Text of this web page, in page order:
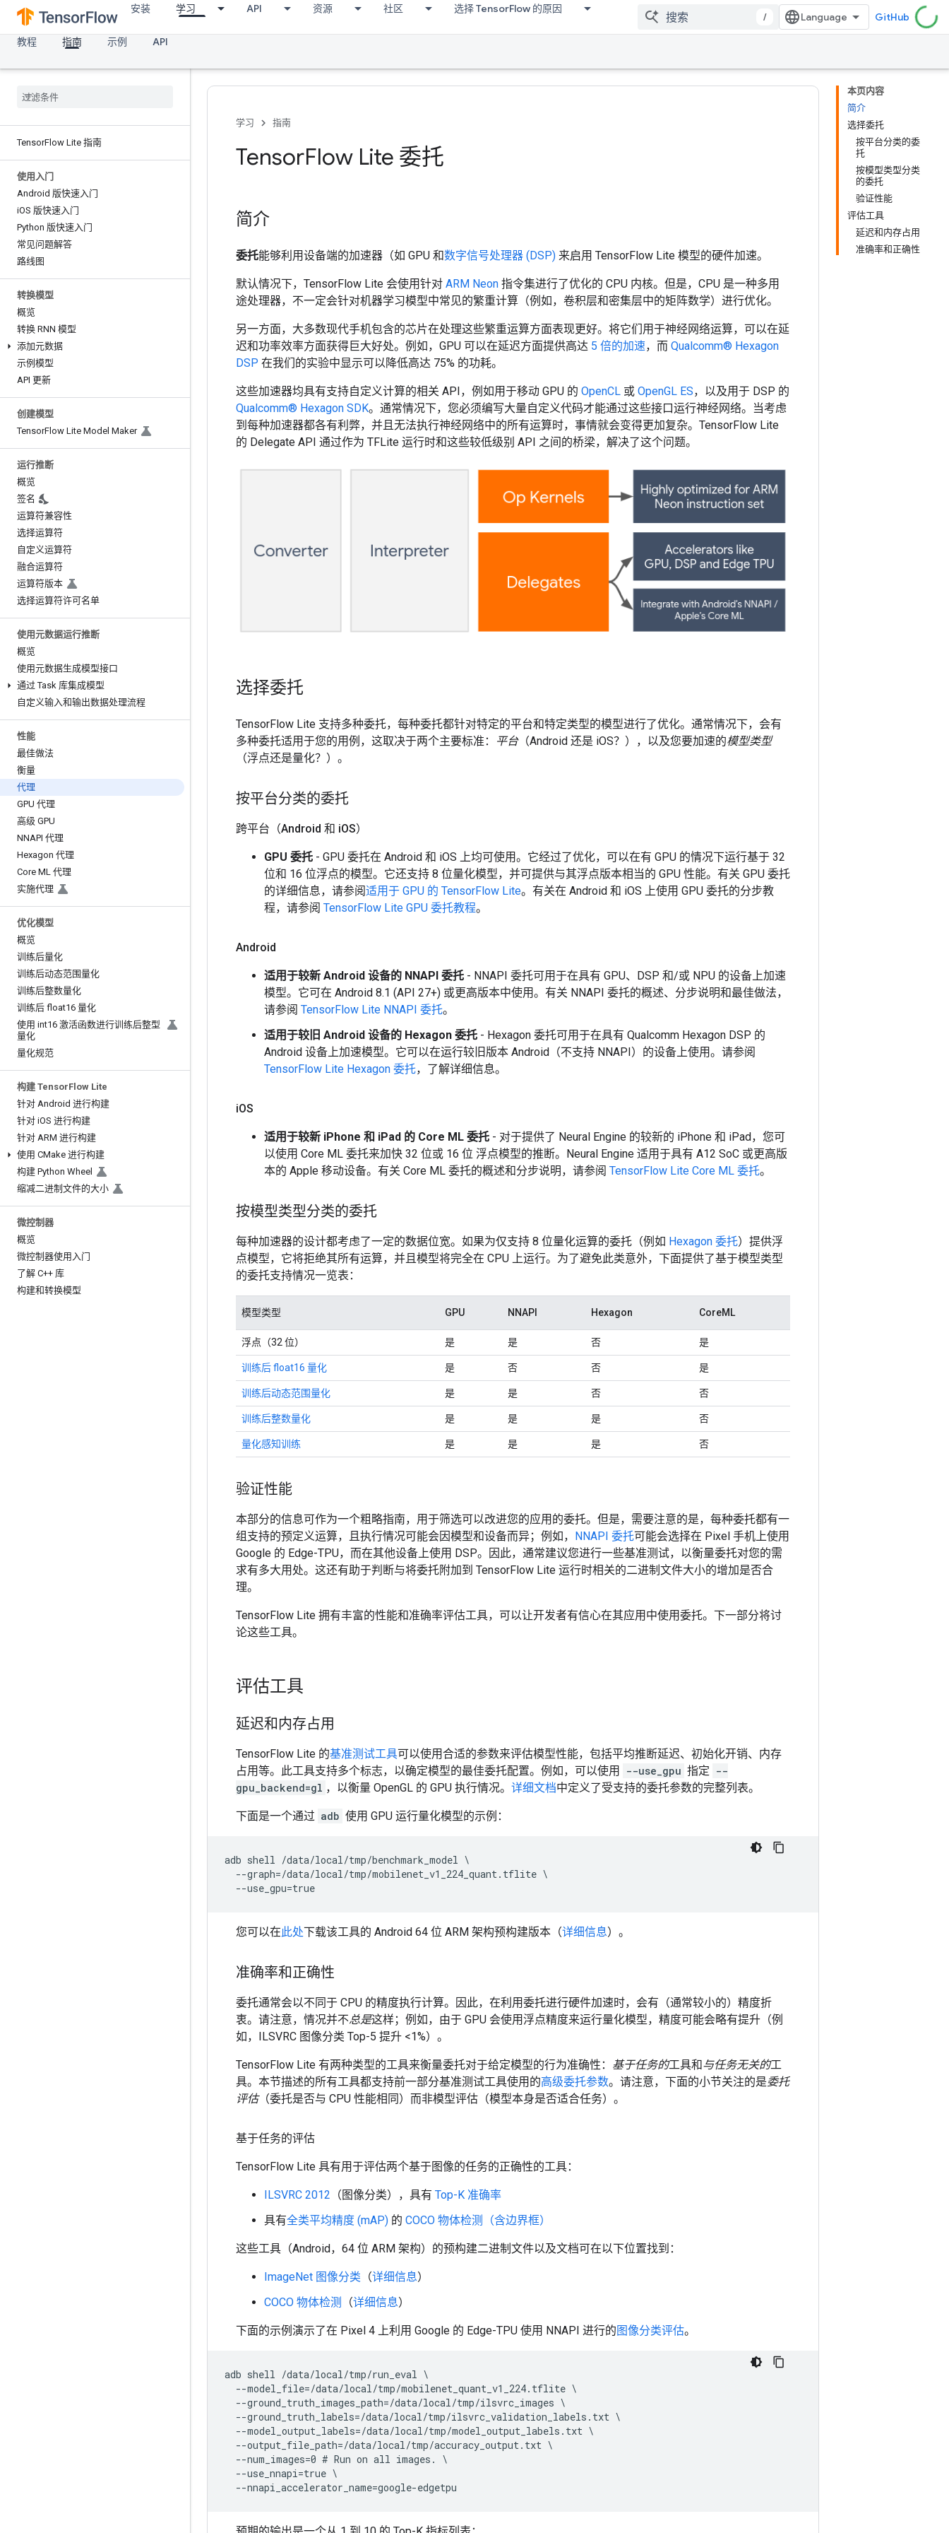
安装 学习 API 资源 社区 选择 TensorFlow 的原因
/
GitHub
教程
指南 示例 API
TensorFlow Lite 指南
使用入门
Android 版快速入门
iOS 版快速入门
Python 版快速入门
常见问题解答
路线图
转换模型
概览
转换 RNN 模型
添加元数据
示例模型
API 更新
创建模型
TensorFlow Lite Model Maker
运行推断
概览
签名
运算符兼容性
选择运算符
自定义运算符
融合运算符
运算符版本
选择运算符许可名单
使用元数据运行推断
概览
使用元数据生成模型接口
通过 Task 库集成模型
自定义输入和输出数据处理流程
性能
最佳做法
衡量
代理
GPU 代理
高级 GPU
NNAPI 代理
Hexagon 代理
Core ML 代理
实施代理
优化模型
概览
训练后量化
训练后动态范围量化
训练后整数量化
训练后 float16 量化
使用 int16 激活函数进行训练后整型
量化
量化规范
构建 TensorFlow Lite
针对 Android 进行构建
针对 iOS 进行构建
针对 ARM 进行构建
使用 CMake 进行构建
构建 Python Wheel
缩减二进制文件的大小
微控制器
概览
微控制器使用入门
了解 C++ 库
构建和转换模型
本页内容
简介
选择委托
按平台分类的委
托
按模型类型分类
的委托
验证性能
评估工具
延迟和内存占用
准确率和正确性
学习 指南
TensorFlow Lite 委托
简介
委托能够利用设备端的加速器（如 GPU 和数字信号处理器 (DSP) 来启用 TensorFlow Lite 模型的硬件加速。
默认情况下，TensorFlow Lite 会使用针对 ARM Neon 指令集进行了优化的 CPU 内核。但是，CPU 是一种多用
途处理器，不一定会针对机器学习模型中常见的繁重计算（例如，卷积层和密集层中的矩阵数学）进行优化。
另一方面，大多数现代手机包含的芯片在处理这些繁重运算方面表现更好。将它们用于神经网络运算，可以在延
迟和功率效率方面获得巨大好处。例如，GPU 可以在延迟方面提供高达 5 倍的加速，而 Qualcomm® Hexagon
DSP 在我们的实验中显示可以降低高达 75% 的功耗。
这些加速器均具有支持自定义计算的相关 API，例如用于移动 GPU 的 OpenCL 或 OpenGL ES，以及用于 DSP 的
Qualcomm® Hexagon SDK。通常情况下，您必须编写大量自定义代码才能通过这些接口运行神经网络。当考虑
到每种加速器都各有利弊，并且无法执行神经网络中的所有运算时，事情就会变得更加复杂。TensorFlow Lite
的 Delegate API 通过作为 TFLite 运行时和这些较低级别 API 之间的桥梁，解决了这个问题。
选择委托
TensorFlow Lite 支持多种委托，每种委托都针对特定的平台和特定类型的模型进行了优化。通常情况下，会有
多种委托适用于您的用例，这取决于两个主要标准：
平台（Android 还是 iOS？），以及您要加速的模型类型
（浮点还是量化？）。
按平台分类的委托
跨平台（Android 和 iOS）
GPU 委托 - GPU 委托在 Android 和 iOS 上均可使用。它经过了优化，可以在有 GPU 的情况下运行基于 32
位和 16 位浮点的模型。它还支持 8 位量化模型，并可提供与其浮点版本相当的 GPU 性能。有关 GPU 委托
的详细信息，请参阅适用于 GPU 的 TensorFlow Lite。有关在 Android 和 iOS 上使用 GPU 委托的分步教
程，请参阅 TensorFlow Lite GPU 委托教程。
Android
适用于较新 Android 设备的 NNAPI 委托 - NNAPI 委托可用于在具有 GPU、DSP 和/或 NPU 的设备上加速
模型。它可在 Android 8.1 (API 27+) 或更高版本中使用。有关 NNAPI 委托的概述、分步说明和最佳做法，
请参阅 TensorFlow Lite NNAPI 委托。
适用于较旧 Android 设备的 Hexagon 委托 - Hexagon 委托可用于在具有 Qualcomm Hexagon DSP 的
Android 设备上加速模型。它可以在运行较旧版本 Android（不支持 NNAPI）的设备上使用。请参阅
TensorFlow Lite Hexagon 委托，了解详细信息。
iOS
适用于较新 iPhone 和 iPad 的 Core ML 委托 - 对于提供了 Neural Engine 的较新的 iPhone 和 iPad，您可
以使用 Core ML 委托来加快 32 位或 16 位 浮点模型的推断。Neural Engine 适用于具有 A12 SoC 或更高版
本的 Apple 移动设备。有关 Core ML 委托的概述和分步说明，请参阅 TensorFlow Lite Core ML 委托。
按模型类型分类的委托
每种加速器的设计都考虑了一定的数据位宽。如果为仅支持 8 位量化运算的委托（例如 Hexagon 委托）提供浮
点模型，它将拒绝其所有运算，并且模型将完全在 CPU 上运行。为了避免此类意外，下面提供了基于模型类型
的委托支持情况一览表：
模型类型 GPU NNAPI Hexagon CoreML
浮点（32 位） 是 是 否 是
训练后 float16 量化 是 否 否 是
训练后动态范围量化 是 是 否 否
训练后整数量化 是 是 是 否
量化感知训练 是 是 是 否
验证性能
本部分的信息可作为一个粗略指南，用于筛选可以改进您的应用的委托。但是，需要注意的是，每种委托都有一
组支持的预定义运算，且执行情况可能会因模型和设备而异；例如， NNAPI 委托可能会选择在 Pixel 手机上使用
Google 的 Edge-TPU，而在其他设备上使用 DSP。因此，通常建议您进行一些基准测试，以衡量委托对您的需
求有多大用处。这还有助于判断与将委托附加到 TensorFlow Lite 运行时相关的二进制文件大小的增加是否合
理。
TensorFlow Lite 拥有丰富的性能和准确率评估工具，可以让开发者有信心在其应用中使用委托。下一部分将讨
论这些工具。
评估工具
延迟和内存占用
TensorFlow Lite 的基准测试工具可以使用合适的参数来评估模型性能，包括平均推断延迟、初始化开销、内存
占用等。此工具支持多个标志，以确定模型的最佳委托配置。例如，可以使用
--use_gpu 指定 --
gpu_backend=gl ，以衡量 OpenGL 的 GPU 执行情况。 详细文档中定义了受支持的委托参数的完整列表。
下面是一个通过 adb 使用 GPU 运行量化模型的示例：
adb shell /data/local/tmp/benchmark_model \
  --graph=/data/local/tmp/mobilenet_v1_224_quant.tflite \
您可以在此处下载该工具的 Android 64 位 ARM 架构预构建版本（详细信息）。
准确率和正确性
委托通常会以不同于 CPU 的精度执行计算。因此，在利用委托进行硬件加速时，会有（通常较小的）精度折
衷。请注意，情况并不总是这样；例如，由于 GPU 会使用浮点精度来运行量化模型，精度可能会略有提升（例
如，ILSVRC 图像分类 Top-5 提升 <1%）。
TensorFlow Lite 有两种类型的工具来衡量委托对于给定模型的行为准确性： 基于任务的工具和与任务无关的工
具。本节描述的所有工具都支持前一部分基准测试工具使用的高级委托参数。请注意，下面的小节关注的是委托
评估（委托是否与 CPU 性能相同）而非模型评估（模型本身是否适合任务）。
基于任务的评估
TensorFlow Lite 具有用于评估两个基于图像的任务的正确性的工具：
ILSVRC 2012 （图像分类），具有 Top-K 准确率
具有全类平均精度 (mAP) 的 COCO 物体检测（含边界框）
这些工具（Android，64 位 ARM 架构）的预构建二进制文件以及文档可在以下位置找到：
ImageNet 图像分类 （详细信息）
COCO 物体检测
（详细信息）
下面的示例演示了在 Pixel 4 上利用 Google 的 Edge-TPU 使用 NNAPI 进行的图像分类评估。
adb shell /data/local/tmp/run_eval \
  --model_file=/data/local/tmp/mobilenet_quant_v1_224.tflite \
  --ground_truth_images_path=/data/local/tmp/ilsvrc_images \
  --ground_truth_labels=/data/local/tmp/ilsvrc_validation_labels.txt \
  --model_output_labels=/data/local/tmp/model_output_labels.txt \
  --output_file_path=/data/local/tmp/accuracy_output.txt \
  --num_images=0 # Run on all images. \
  --use_nnapi=true \